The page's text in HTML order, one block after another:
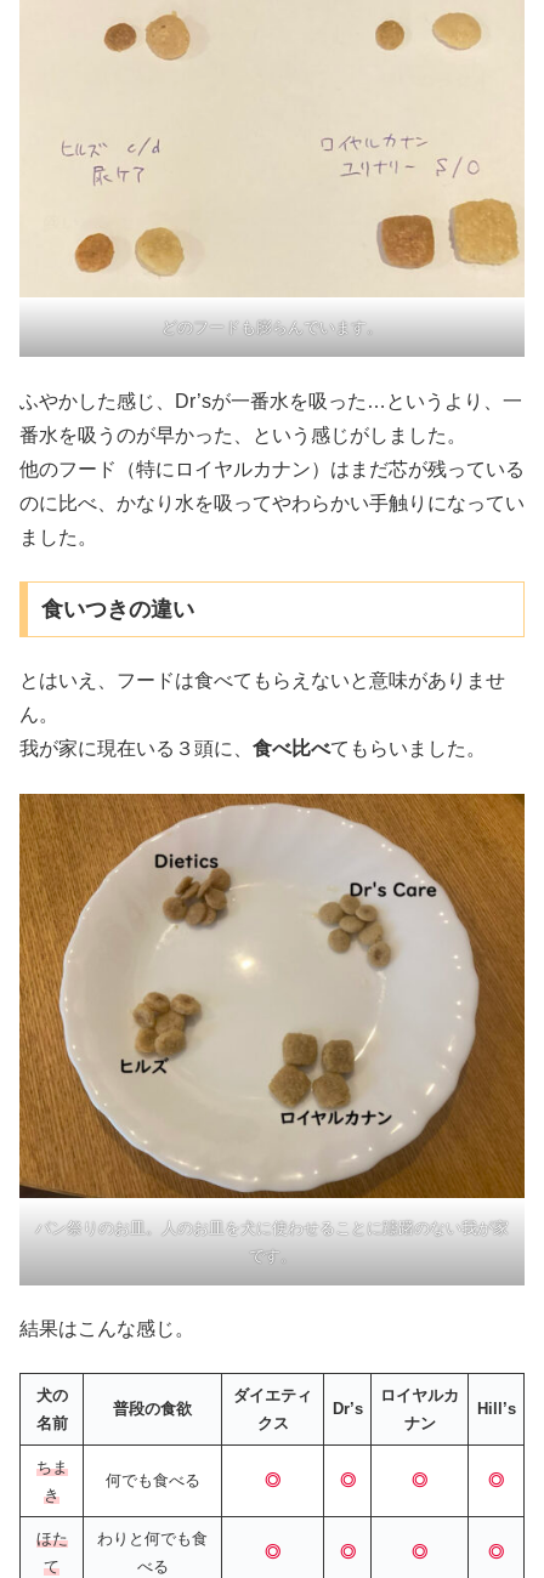
どのフードも膨らんでいます。
ふやかした感じ、Dr’sが一番水を吸った…というより、一
番水を吸うのが早かった、という感じがしました。
他のフード（特にロイヤルカナン）はまだ芯が残っている
のに比べ、かなり水を吸ってやわらかい手触りになってい
ました。
食いつきの違い
とはいえ、フードは食べてもらえないと意味がありませ
ん。
我が家に現在いる３頭に、 食べ比べてもらいました。
パン祭りのお皿。人のお皿を犬に使わせることに躊躇のない我が家
です。
結果はこんな感じ。
犬の
名前
普段の食欲
ダイエティ
クス
Dr’s
ロイヤルカ
ナン
Hill’s
ちま
き
何でも食べる ◎ ◎ ◎ ◎
ほた
て
わりと何でも食
べる
◎ ◎ ◎ ◎